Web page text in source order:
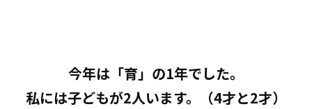
今年は「育」の1年でした。
私には子どもが2人います。（4才と2才）